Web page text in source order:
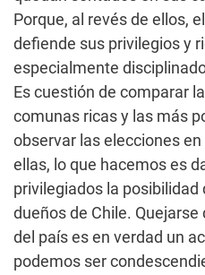
Porque, al revés de ellos,
defiende sus privilegios y
especialmente
Es cuestión de comparar
comunas ricas y las más
observar las elecciones
ellas, lo que hacemos es
privilegiados la
dueños de Chile.
del país es en verdad un
podemos ser